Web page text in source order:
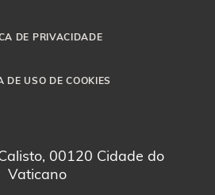
DE PRIVACIDADE
DE USO DE COOKIES
00120 Cidade do
Vaticano